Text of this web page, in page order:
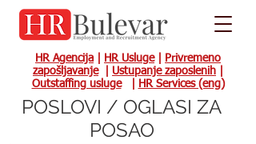
HR Agencija HR Usluge|
Privremeno
zapošljavanje| Ustupanje zaposlenih
Outstaffing usluge| HR Services (eng)
POSLOVI / OGLASI ZA
POSAO